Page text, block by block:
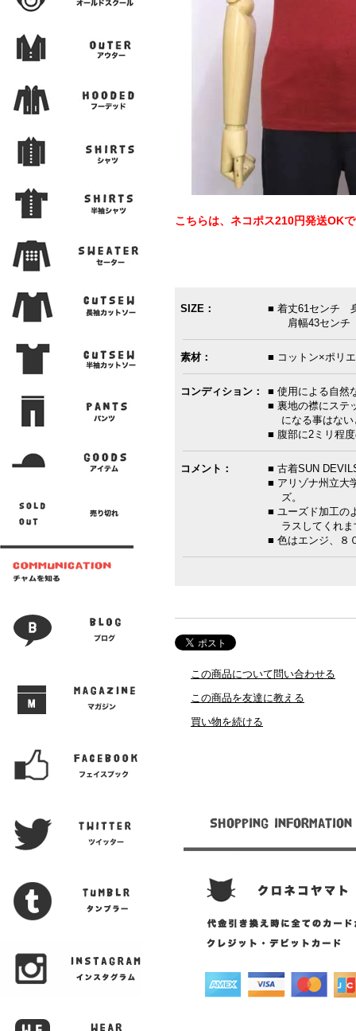
こちらは、ネコポス210円発送OK
SIZE：
■ 着丈61センチ
肩幅43センチ
素材： ■ コットン×ポリ
コンディション：
■ 使用による自然
■ 裏地の襟にステ
になる事はない
■ 腹部に2ミリ程
コメント：
■ 古着SUN
■ アリゾナ州立大
ズ。
■ ユーズド加工の
ラスしてくれま
■ 色はエンジ、８
この商品について問い合わせる
この商品を友達に教える
買い物を続ける